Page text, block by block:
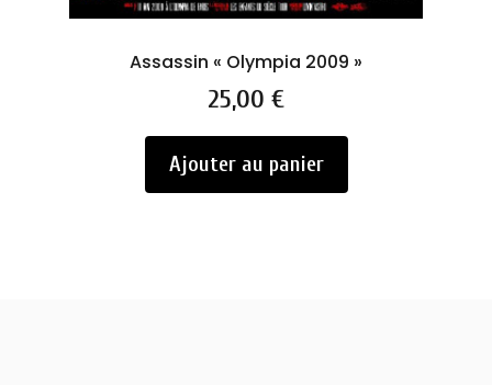
Assassin « Olympia 2009 »
Prix
25,00 €
Ajouter au panier